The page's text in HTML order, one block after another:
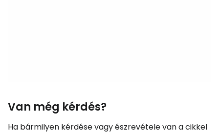
Van még kérdés?
Ha bármilyen kérdése vagy észrevétele van a cikkel